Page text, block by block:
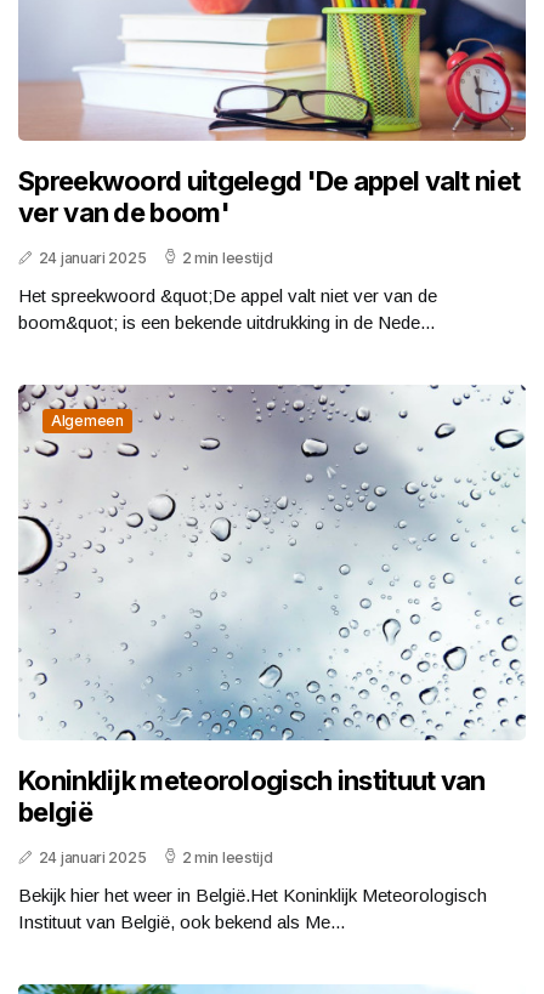
Spreekwoord uitgelegd 'De appel valt niet
ver van de boom'
24 januari 2025 2 min leestijd
Het spreekwoord &quot;De appel valt niet ver van de
boom&quot; is een bekende uitdrukking in de Nede...
Algemeen
Koninklijk meteorologisch instituut van
belgië
24 januari 2025 2 min leestijd
Bekijk hier het weer in België.Het Koninklijk Meteorologisch
Instituut van België, ook bekend als Me...